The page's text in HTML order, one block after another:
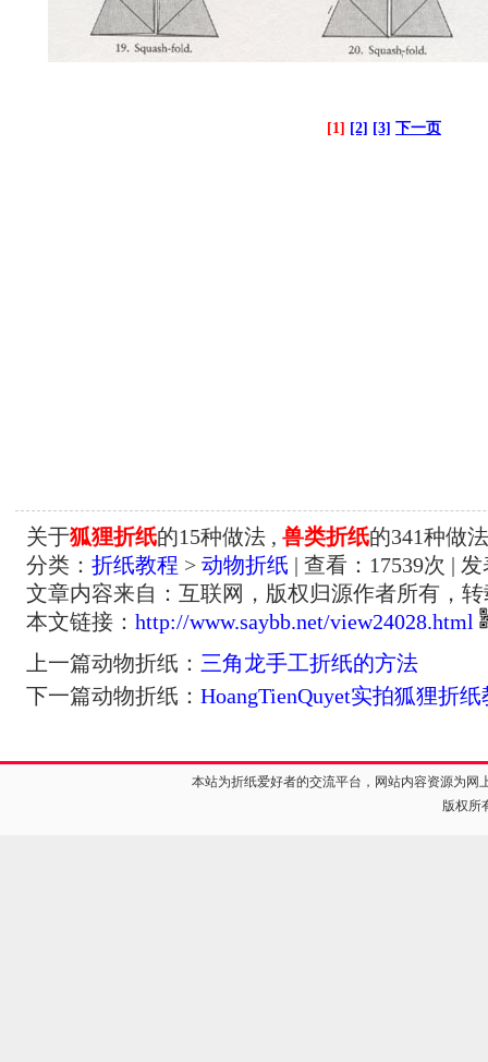
[1] [2] [3] 下一页
关于狐狸折纸的15种做法 , 兽类折纸的341种做法
分类： 折纸教程 > 动物折纸 | 查看： 17539次 | 发
文章内容来自：互联网，版权归源作者所有，
本文链接： http://www.saybb.net/view24028.html
上一篇动物折纸： 三角龙手工折纸的方法
下一篇动物折纸： HoangTienQuyet实拍狐狸折
本站为折纸爱好者的交流平台，网站内容资源为
版权所